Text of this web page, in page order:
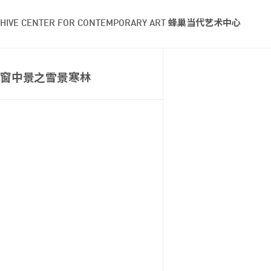
HIVE CENTER FOR CONTEMPORARY ART 蜂巢当代艺术中心
窗中景之雪景寒林